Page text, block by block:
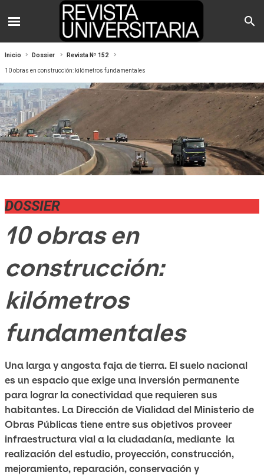
Inicio Dossier Revista Nº 152
10 obras en construcción: kilómetros fundamentales
DOSSIER
10 obras en
construcción:
kilómetros
fundamentales
Una larga y angosta faja de tierra. El suelo nacional
es un espacio que exige una inversión permanente
para lograr la conectividad que requieren sus
habitantes. La Dirección de Vialidad del Ministeriode
Obras Públicas tiene entre sus objetivos proveer
infraestructura vial a la ciudadanía, mediante la
realización del estudio, proyección, construcción,
mejoramiento, reparación, conservación y